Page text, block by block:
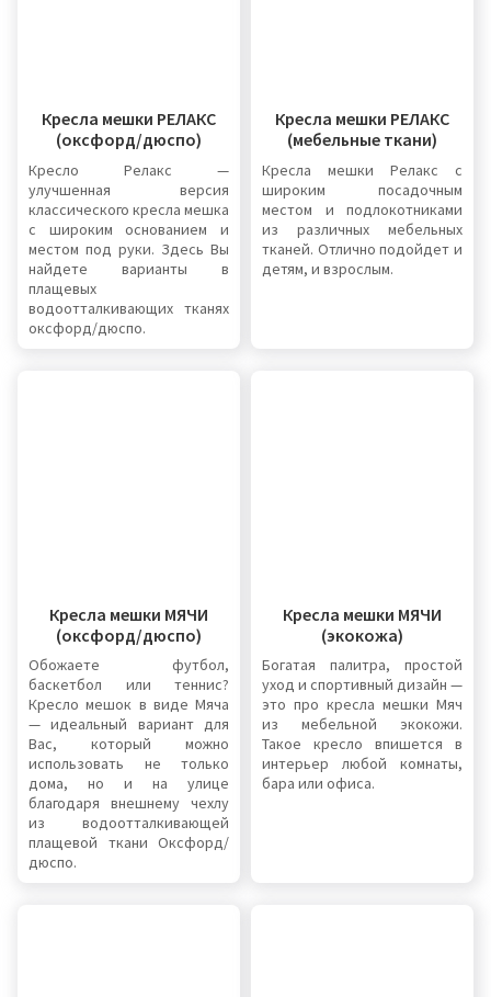
Креслa мешки РЕЛАКС
(оксфорд/дюспо)
Кресло Релакс —
улучшенная версия
классического кресла мешка
с широким основанием и
местом под руки. Здесь Вы
найдете варианты в
плащевых
водоотталкивающих тканях
оксфорд/дюспо.
Креслa мешки РЕЛАКС
(мебельные ткани)
Кресла мешки Релакс с
широким посадочным
местом и подлокотниками
из различных мебельных
тканей. Отлично подойдет и
детям, и взрослым.
Кресла мешки МЯЧИ
(оксфорд/дюспо)
Обожаете футбол,
баскетбол или теннис?
Кресло мешок в виде Мяча
— идеальный вариант для
Вас, который можно
использовать не только
дома, но и на улице
благодаря внешнему чехлу
из водоотталкивающей
плащевой ткани Оксфорд/
дюспо.
Кресла мешки МЯЧИ
(экокожа)
Богатая палитра, простой
уход и спортивный дизайн —
это про кресла мешки Мяч
из мебельной экокожи.
Такое кресло впишется в
интерьер любой комнаты,
бара или офиса.